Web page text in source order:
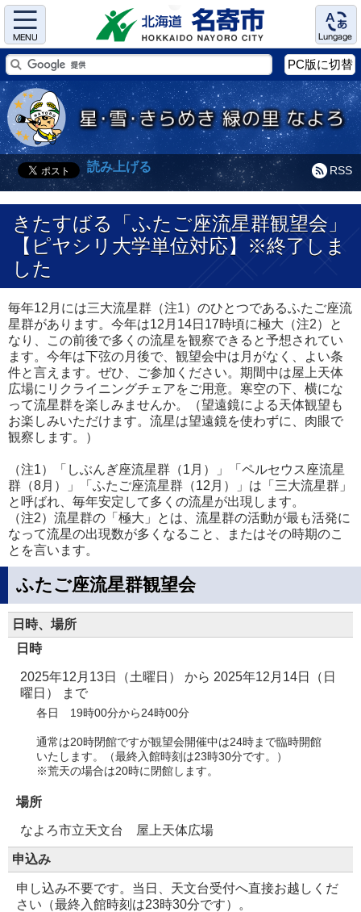
Menu Language
PC版に切替
RSS
読み上げる
きたすばる「ふたご座流星群観望会」
【ピヤシリ大学単位対応】※終了しま
した
毎年12月には三大流星群（注1）のひとつであるふたご座流
星群があります。今年は12月14日17時頃に極大（注2）と
なり、この前後で多くの流星を観察できると予想されてい
ます。今年は下弦の月後で、観望会中は月がなく、よい条
件と言えます。ぜひ、ご参加ください。期間中は屋上天体
広場にリクライニングチェアをご用意。寒空の下、横にな
って流星群を楽しみませんか。（望遠鏡による天体観望も
お楽しみいただけます。流星は望遠鏡を使わずに、肉眼で
観察します。）
（注1）「しぶんぎ座流星群（1月）」「ペルセウス座流星
群（8月）」「ふたご座流星群（12月）」は「三大流星群」
と呼ばれ、毎年安定して多くの流星が出現します。
（注2）流星群の「極大」とは、流星群の活動が最も活発に
なって流星の出現数が多くなること、またはその時期のこ
とを言います。
ふたご座流星群観望会
日時、場所
日時
2025年12月13日（土曜日） から 2025年12月14日（日
曜日）
まで
各日 19時00分から24時00分
通常は20時閉館ですが観望会開催中は24時まで臨時開館
いたします。（最終入館時刻は23時30分です。）
※荒天の場合は20時に閉館します。
場所
なよろ市立天文台 屋上天体広場
申込み
申し込み不要です。当日、天文台受付へ直接お越しくだ
さい（最終入館時刻は23時30分です）。